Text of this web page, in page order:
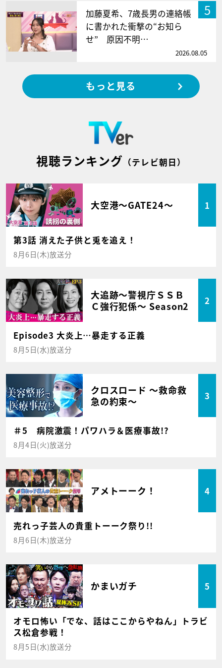
5
加藤夏希、7歳長男の連絡帳
に書かれた衝撃の“お知ら
せ” 原因不明…
2026.08.05
もっと見る
視聴ランキング （テレビ朝日）
大空港～GATE24～ 1
第3話 消えた子供と兎を追え！
8月6日(木)放送分
大追跡～警視庁ＳＳＢ
Ｃ強行犯係～ Season2
2
Episode3 大炎上…暴走する正義
8月5日(水)放送分
クロスロード ～救命救
急の約束～
3
＃5 病院激震！パワハラ＆医療事故!?
8月4日(火)放送分
アメトーーク！ 4
売れっ子芸人の貴重トーーク祭り!!
8月6日(木)放送分
かまいガチ 5
オモロ怖い「でな、話はここからやねん」トラビ
ス松倉参戦！
8月5日(水)放送分